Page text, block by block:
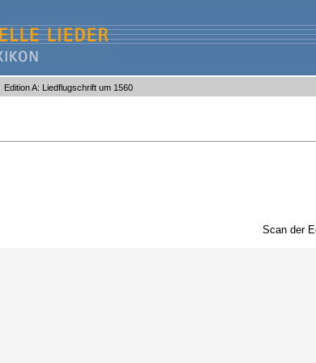
Edition A: Liedflugschrift um 1560
Scan der